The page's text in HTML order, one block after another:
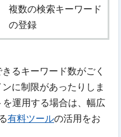
複数の検索キーワード
の登録
るキーワード数がごく
に制限があったりしま
運用する場合は、幅広
有料ツールの活用をお